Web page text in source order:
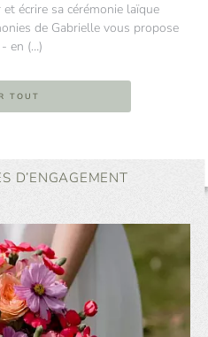
et écrire sa cérémonie laïque
de Gabrielle vous propose
en (…)
TOUT
D’ENGAGEMENT